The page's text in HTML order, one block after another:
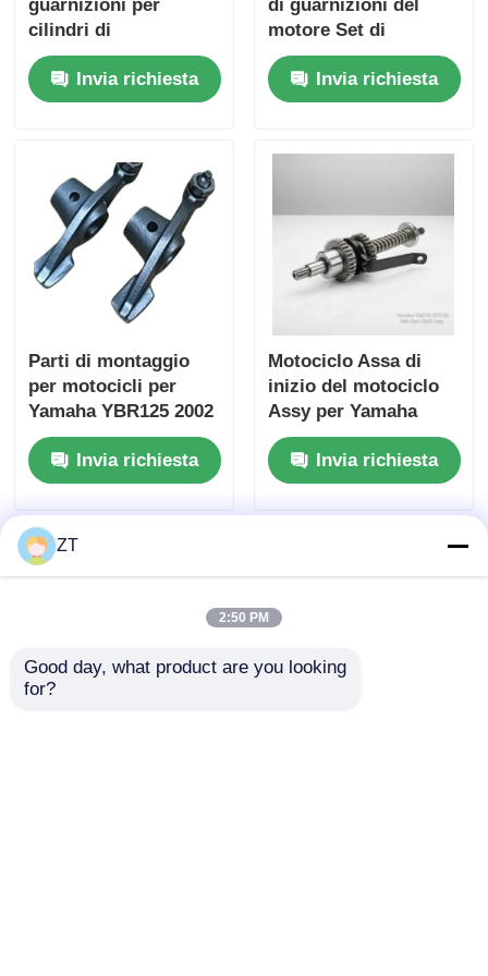
Imbroglio della moto
Tubo di scarico per motocicli
cilindro di moto
Serratura della moto
guarnizioni per
cilindri di
motociclette Kit di
sigillo del motore
resistente all'olio
Invia richiesta
di guarnizioni del
motore Set di
guarnizioni per moto
resistenti all'olio
Invia richiesta
Parti di montaggio
per motocicli per
Yamaha YBR125 2002
- 2013
Invia richiesta
Motociclo Assa di
inizio del motociclo
Assy per Yamaha
YBR125 XTZ125
Motore Associazione
dell'albero di inizio
del motociclo
Invia richiesta
ZT
2:50 PM
Good day, what product are you looking
for?